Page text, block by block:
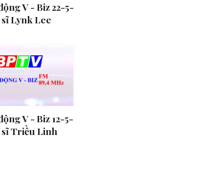
V - Biz 22-5-
sĩ Lynk Lee
V - Biz 12-5-
sĩ Triều Linh